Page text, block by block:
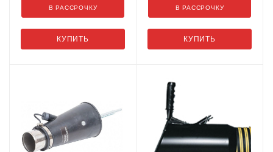
КУПИТЬ
В РАССРОЧКУ
КУПИТЬ
В РАССРОЧКУ